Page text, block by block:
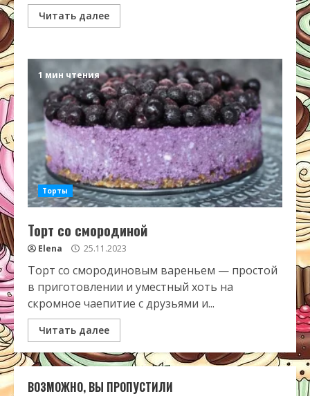
Читать далее
1 мин чтения
Торты
Торт со смородиной
Elena 25.11.2023
Торт со смородиновым вареньем — простой
в приготовлении и уместный хоть на
скромное чаепитие с друзьями и...
Читать далее
ВОЗМОЖНО, ВЫ ПРОПУСТИЛИ